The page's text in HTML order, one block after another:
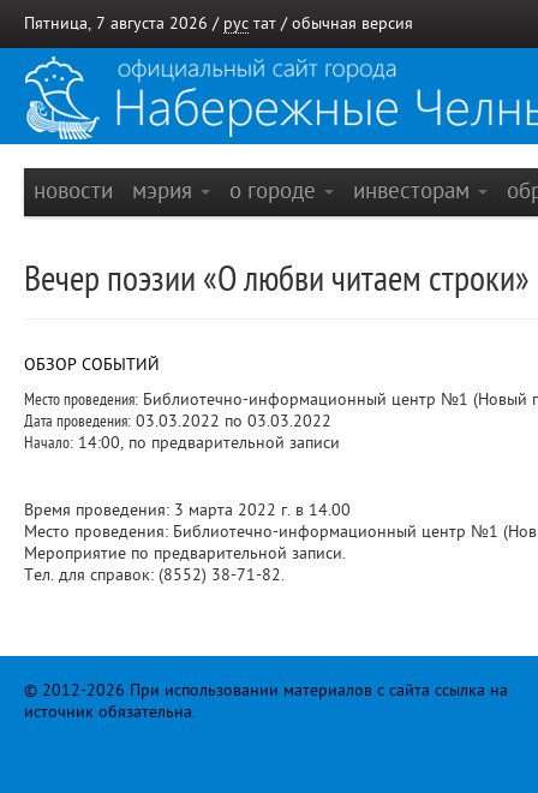
Пятница, 7 августа 2026 / рус тат / обычная версия
новости мэрия о городе инвесторам
Вечер поэзии «О любви читаем строки»
ОБЗОР СОБЫТИЙ
Место проведения: Библиотечно-информационный центр №1 (Новый
Дата проведения: 03.03.2022 по 03.03.2022
Начало: 14:00, по предварительной записи
Время проведения: 3 марта 2022 г. в 14.00
Место проведения: Библиотечно-информационный центр №1
Мероприятие по предварительной записи.
Тел. для справок: (8552) 38-71-82.
© 2012-2026 При использовании материалов с сайта ссылка на
источник обязательна.